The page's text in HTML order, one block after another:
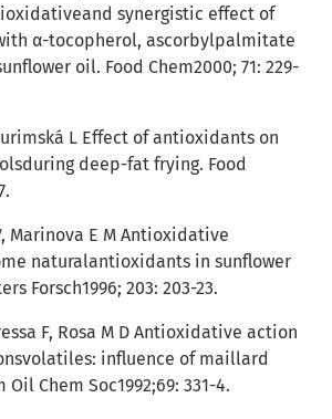
synergistic effect of
α-tocopherol, ascorbylpalmitate
oil. Food Chem2000; 71: 229-
L Effect of antioxidants on
deep-fat frying. Food
Marinova E M Antioxidative
naturalantioxidants in sunflower
Forsch1996; 203: 203-23.
F, Rosa M D Antioxidative action
influence of maillard
Chem Soc1992;69: 331-4.